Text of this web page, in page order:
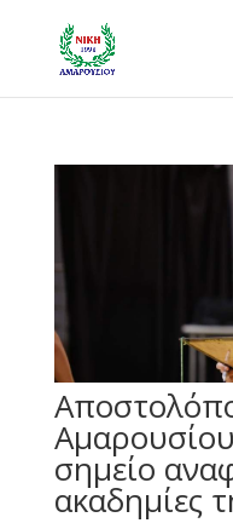
σημείο
ακαδημίες